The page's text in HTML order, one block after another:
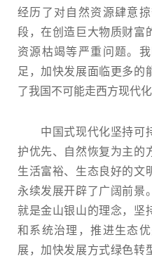
经历了对自然资源肆意
段，在创造巨大物质财富
资源枯竭等严重问题。
足，加快发展面临更多的
了我国不可能走西方现代化
中国式现代化坚持可
护优先、自然恢复为主的
生活富裕、生态良好的文
永续发展开辟了广阔前景
就是金山银山的理念，坚
和系统治理，推进生态
展，加快发展方式绿色转